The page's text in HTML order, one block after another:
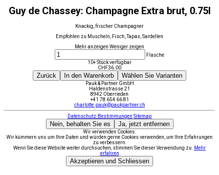
Guy de Chassey: Champagne Extra brut, 0.75l
Knackig, frischer Champagner
Empfohlen zu Muscheln, Fisch, Tapas, Sardellen
Mehr anzeigen Weniger zeigen
Flasche
10+ Stück verfügbar
CHF36.00
Zurück In den Warenkorb Wählen Sie Varianten
Pauk & Partner GmbH
Haldenstrasse 21
8942 Oberrieden
+41 78 654 66 81
charlotte.pauk@paukpartner.ch
Datenschutz-Bestimmungen Sitemap
Nein, behalten Sie es Ja, jetzt entfernen
Wir verwenden Cookies.
Wir kümmern uns um Ihre Daten und würden gerne Cookies verwenden, um Ihre Erfahrungen
zu verbessern.
Wenn Sie diese Website weiter durchsuchen, stimmen Sie dieser Verwendung zu.
Mehr
erfahren
Akzeptieren und Schliessen